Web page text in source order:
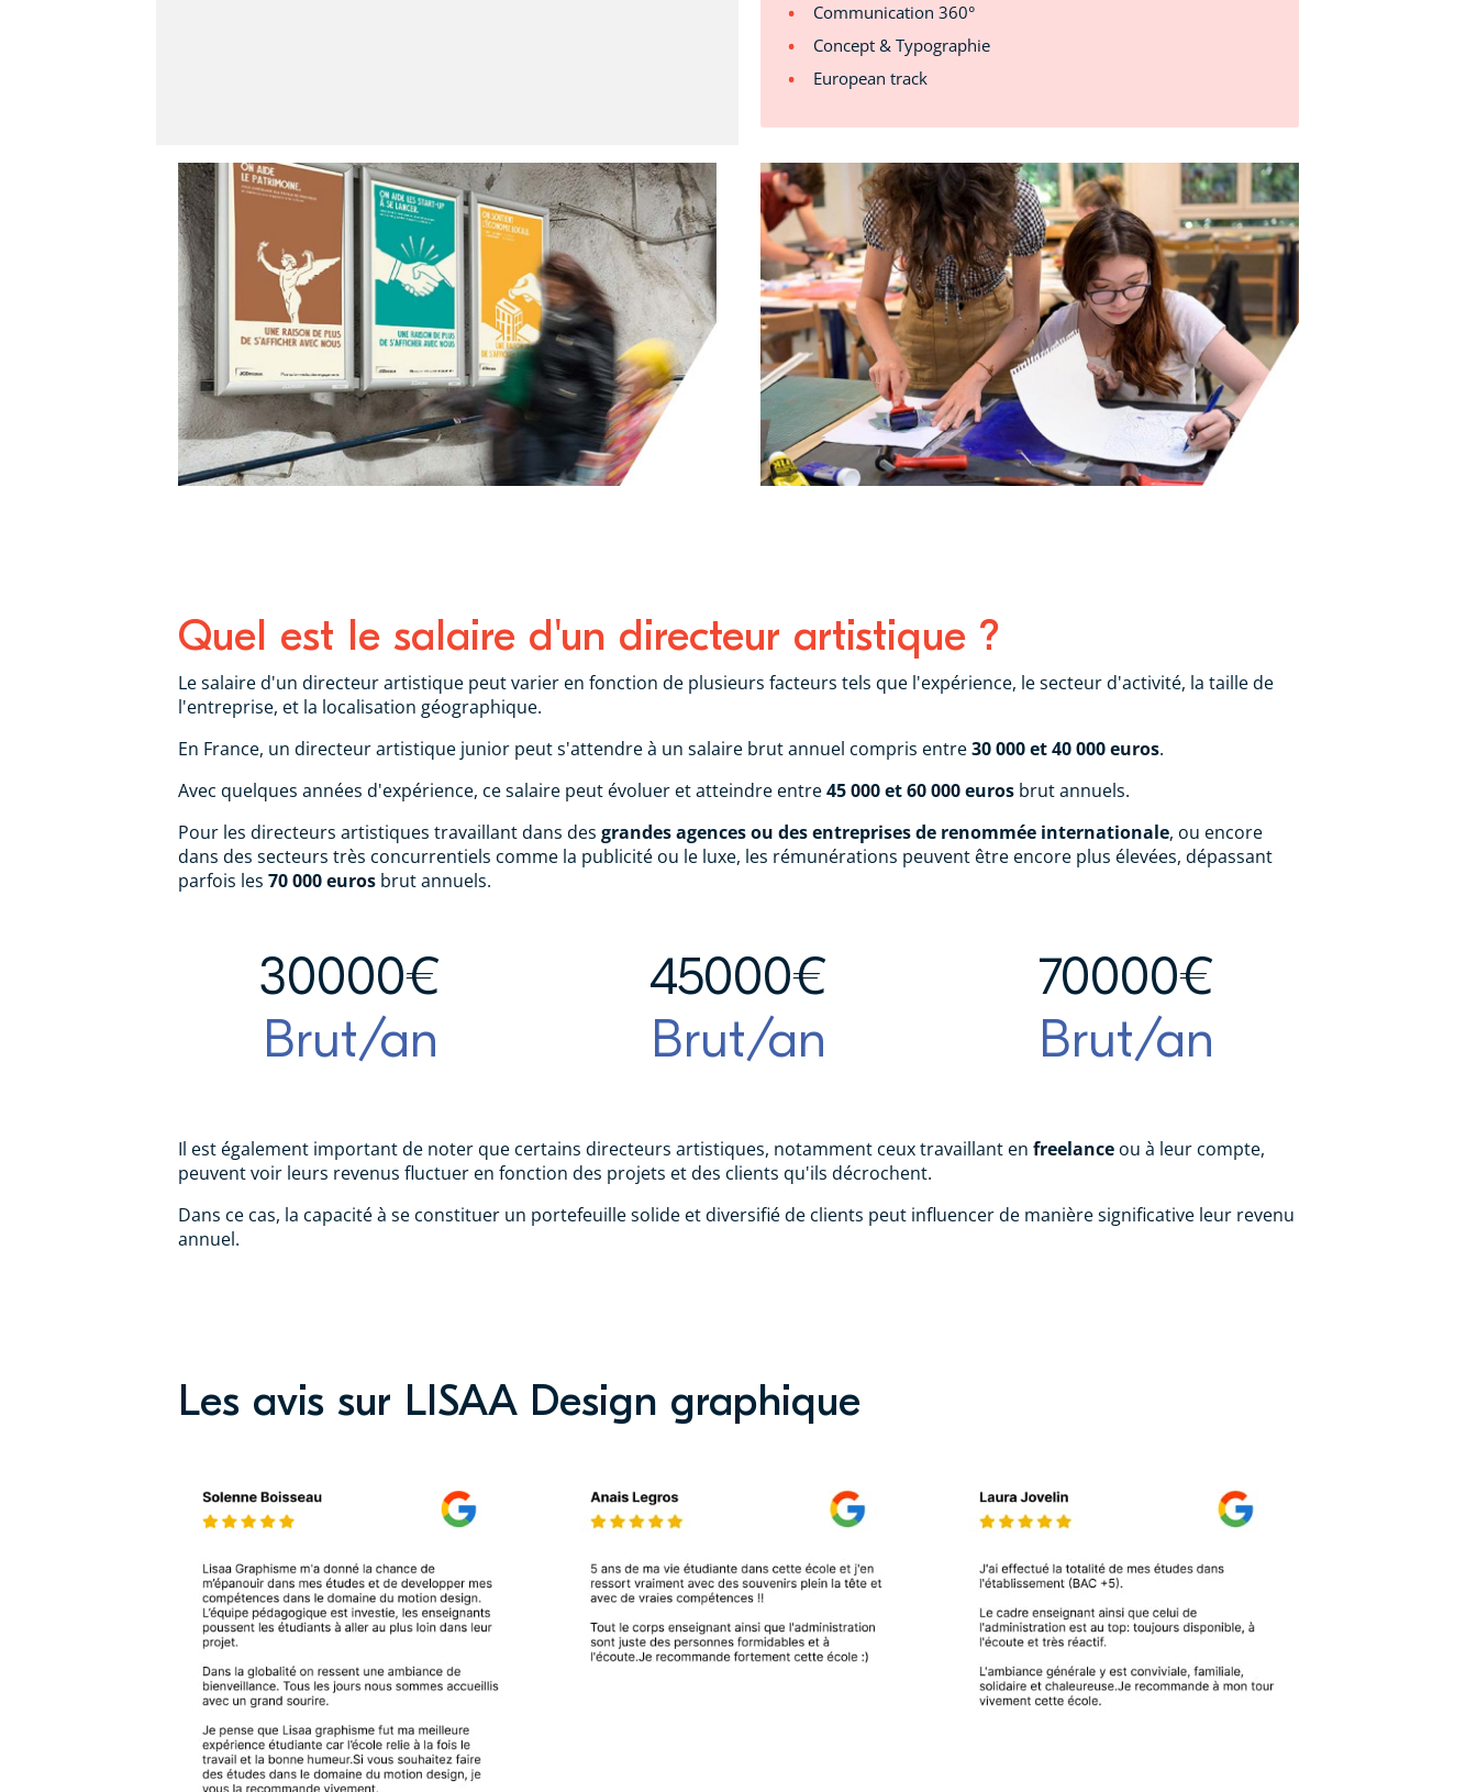
Communication 360°
Concept & Typographie
European track
Quel est le salaire d'un directeur artistique ?
Le salaire d'un directeur artistique peut varier en fonction de plusieurs facteurs tels que l'expérience, le secteur d'activité, la taille de
l'entreprise, et la localisation géographique.
En France, un directeur artistique junior peut s'attendre à un salaire brut annuel compris entre30 000 et 40 000 euros.
Avec quelques années d'expérience, ce salaire peut évoluer et atteindre entre45 000 et 60 000 euros brut annuels.
Pour les directeurs artistiques travaillant dans des grandes agences ou des entreprises de renommée internationale, ou encore
dans des secteurs très concurrentiels comme la publicité ou le luxe, les rémunérations peuvent être encore plus élevées, dépassant
parfois les 70 000 euros brut annuels.
30000€
Brut/an
45000€
Brut/an
70000€
Brut/an
Il est également important de noter que certains directeurs artistiques, notamment ceux travaillant en freelance ou à leur compte,
peuvent voir leurs revenus fluctuer en fonction des projets et des clients qu'ils décrochent.
Dans ce cas, la capacité à se constituer un portefeuille solide et diversifié de clients peut influencer de manière significative leur revenu
annuel.
Les avis sur LISAA Design graphique